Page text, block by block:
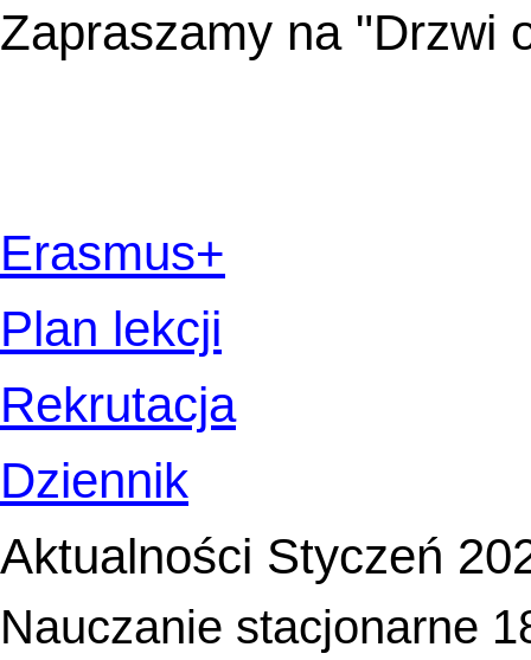
Zapraszamy na "Drzwi
Erasmus+
Plan lekcji
Rekrutacja
Dziennik
Aktualności Styczeń
Nauczanie stacjonarne